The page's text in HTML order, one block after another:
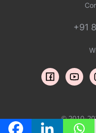
+91
© 2010-